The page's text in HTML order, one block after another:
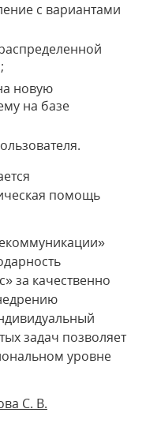
с вариантами
новую
на базе
помощь
за качественно
задач позволяет
уровне
С. В.